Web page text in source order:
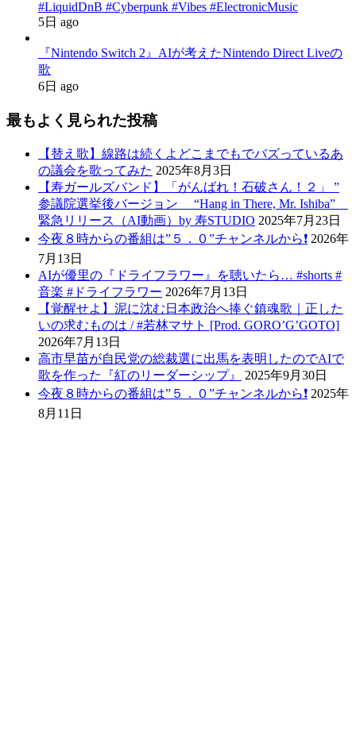
#LiquidDnB #Cyberpunk #Vibes #ElectronicMusic
5日 ago
『Nintendo Switch 2』AIが考えたNintendo Direct Liveの
歌
6日 ago
最もよく見られた投稿
【替え歌】線路は続くよどこまでもでバズっているあ
の議会を歌ってみた 2025年8月3日
【寿ガールズバンド】「がんばれ！石破さん！２」 ”
参議院選挙後バージョン “Hang in There, Mr. Ishiba”
緊急リリース（AI動画）by 寿STUDIO 2025年7月23日
今夜８時からの番組は”５．０”チャンネルから❗️ 2026年
7月13日
AIが優里の『ドライフラワー』を聴いたら… #shorts #
音楽 #ドライフラワー 2026年7月13日
【覚醒せよ】泥に沈む日本政治へ捧ぐ鎮魂歌｜正した
いの求むものは / #若林マサト [Prod. GORO’G’GOTO]
2026年7月13日
高市早苗が自民党の総裁選に出馬を表明したのでAIで
歌を作った『紅のリーダーシップ』
2025年9月30日
今夜８時からの番組は”５．０”チャンネルから❗️ 2025年
8月11日